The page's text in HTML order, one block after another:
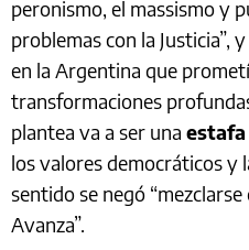
peronismo, el massismo y
problemas con la Justicia”,
en la Argentina que
transformaciones
plantea va a ser una estafa
los valores democráticos y
sentido se negó
Avanza”.